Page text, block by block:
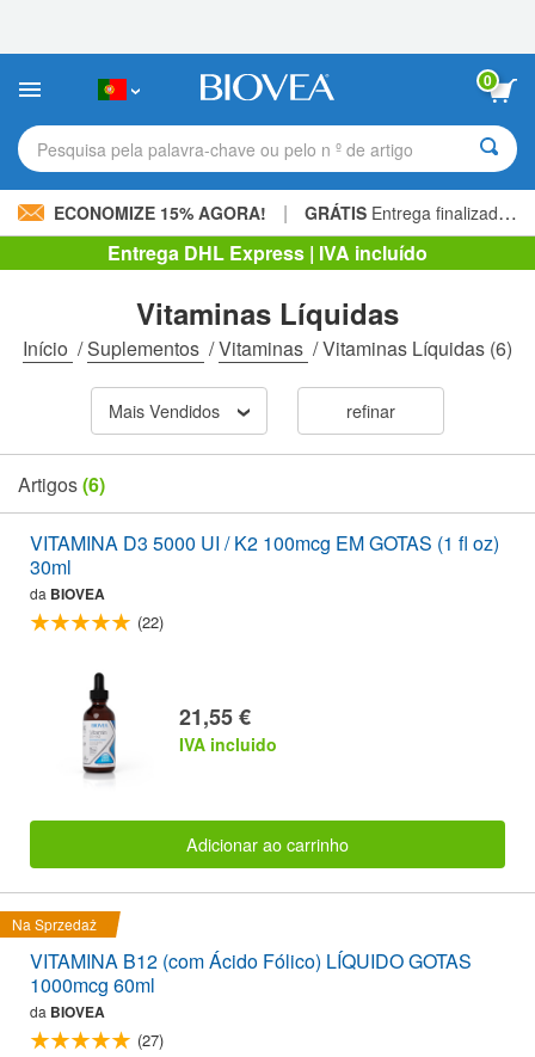
site
um
de
acessibilidade.
0
Pesquisa pela palavra-chave ou pelo n º de artigo
ECONOMIZE 15% AGORA! | GRÁTIS Entrega finalizada 60,00 € »
Entrega DHL Express | IVA incluído
Vitaminas Líquidas
Início /Suplementos /Vitaminas /Vitaminas Líquidas (6)
Mais Vendidos refinar
Artigos(6)
VITAMINA D3 5000 UI / K2 100mcg EM GOTAS (1 fl oz)
30ml
da BIOVEA
(22)
21,55 €
IVA incluido
Adicionar ao carrinho
Na Sprzedaż
VITAMINA B12 (com Ácido Fólico) LÍQUIDO GOTAS
1000mcg 60ml
da BIOVEA
(27)